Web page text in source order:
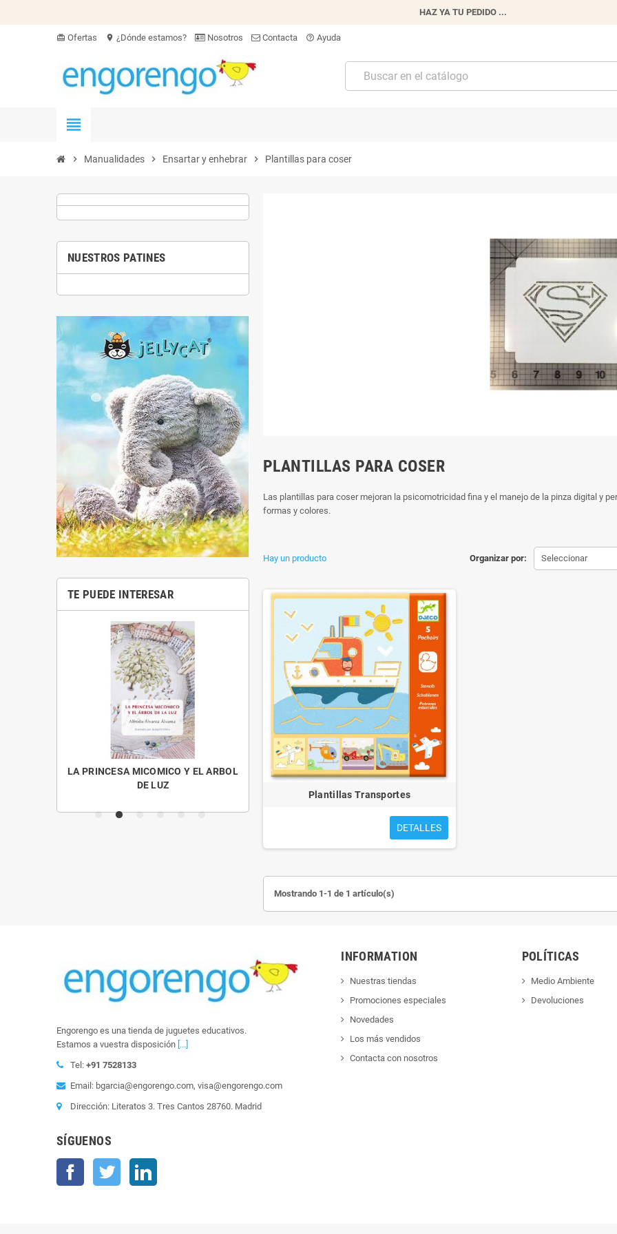
HAZ YA TU PEDIDO ...
card_giftcard Ofertas location_on ¿Dónde estamos? Nosotros Contacta help_outline Ayuda
view_headline
chevron_right Manualidades chevron_right Ensartar y enhebrar chevron_right Plantillas para coser
NUESTROS PATINES
TE PUEDE INTERESAR
LA PRINCESA MICOMICO Y EL ARBOL
DE LUZ
CUENTOS PARA EMMA
PLANTILLAS PARA COSER
Las plantillas para coser mejoran la psicomotricidad fina y el manejo de la pinza digital y
formas y colores.
Organizar por: Seleccionar
Hay un producto
Plantillas Transportes
DETALLES
Mostrando 1-1 de 1 artículo(s)
Engorengo es una tienda de juguetes educativos.
Estamos a vuestra disposición [...]
Tel: +91 7528133
Email: bgarcia@engorengo.com, visa@engorengo.com
Dirección: Literatos 3. Tres Cantos 28760. Madrid
SÍGUENOS
Facebook Twitter
INFORMATION
Nuestras tiendas
Promociones especiales
Novedades
Los más vendidos
Contacta con nosotros
POLÍTICAS
Medio Ambiente
Devoluciones